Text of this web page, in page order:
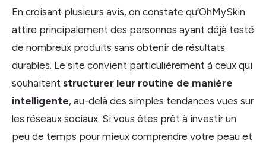
En croisant plusieurs avis, on constate qu’OhMySkin
attire principalement des personnes ayant déjà testé
de nombreux produits sans obtenir de résultats
durables. Le site convient particulièrement à ceux qui
souhaitent structurer leur routine de manière
intelligente, au-delà des simples tendances vues sur
les réseaux sociaux. Si vous êtes prêt à investir un
peu de temps pour mieux comprendre votre peau et